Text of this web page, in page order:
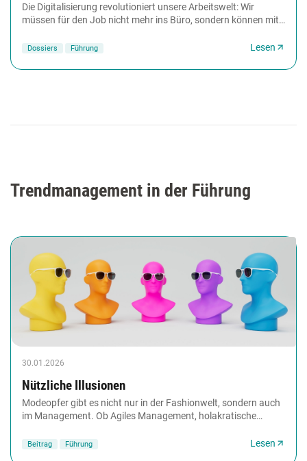
Die Digitalisierung revolutioniert unsere Arbeitswelt: Wir
müssen für den Job nicht mehr ins Büro, sondern können mit
Dossiers Führung Lesen
Trendmanagement in der Führung
30.01.2026
Nützliche Illusionen
Modeopfer gibt es nicht nur in der Fashionwelt, sondern auch
im Management. Ob Agiles Management, holakratische
Beitrag Führung Lesen